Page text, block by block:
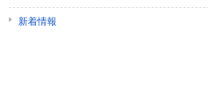
新着情報